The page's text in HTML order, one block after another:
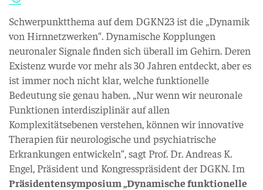
Schwerpunktthema auf dem DGKN23 ist die „Dynamik
von Hirnnetzwerken“. Dynamische Kopplungen
neuronaler Signale finden sich überall im Gehirn. Deren
Existenz wurde vor mehr als 30 Jahren entdeckt, aber es
ist immer noch nicht klar, welche funktionelle
Bedeutung sie genau haben. „Nur wenn wir neuronale
Funktionen interdisziplinär auf allen
Komplexitätsebenen verstehen, können wir innovative
Therapien für neurologische und psychiatrische
Erkrankungen entwickeln“, sagt Prof. Dr. Andreas K.
Engel, Präsident und Kongresspräsident der DGKN. Im
Präsidentensymposium „Dynamische funktionelle